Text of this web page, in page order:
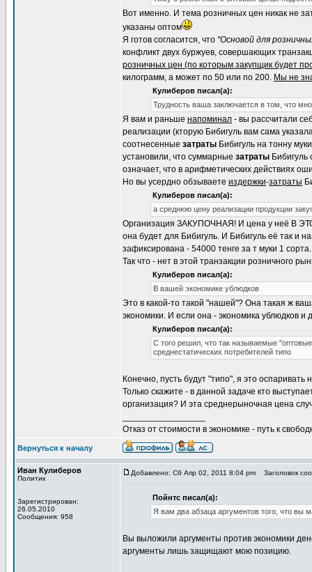
Вот именно. И тема розничных цен никак не
указаны оптом
Я готов согласится, что "Основой для
конфликт двух буржуев, совершающих
розничных цен (по которым закупщик будет
килограмм, а может по 50 или по 200. Мы не
Кулиберов писал(а):
Трудность ваша заключается в том, что
Я вам и раньше напоминал - вы рассчитали
реализации (кторую Бибигуль вам сама
соотнесенные затраты Бибигуль на тонну
установили, что суммарные затраты
означает, что в арифметических действиях
Но вы усердно обзываете издержки-затраты
Кулиберов писал(а):
а среднюю цену реализации продукции
Организация ЗАКУПОЧНАЯ! И цена у неё В
она будет для Бибигуль. И Бибигуль её так и
зафиксирована - 54000 тенге за т муки 1 сорта.
Так что - нет в этой транзакции розничного
Кулиберов писал(а):
В вашей экономике ублюдков
Это в какой-то такой "нашей"? Она такая ж
экономики. И если она - экономика ублюдков и
Кулиберов писал(а):
С того решил, что так называемые
среднестатических потребителей типо
Конечно, пусть будут "типо", я это оспаривать
Только скажите - в данной задаче кто
организация? И эта среднерыночная цена
Отказ от стоимости в экономике - путь к
Вернуться к началу
Иван Кулиберов
Политик
Зарегистрирован:
26.05.2010
Сообщения: 958
Добавлено: Сб Апр 02, 2011 8:04 pm Заголовок
Пойнтс писал(а):
Я вам два абзаца аргументов того, что вы
Вы выложили аргументы против экономики
аргументы лишь защищают мою позицию.